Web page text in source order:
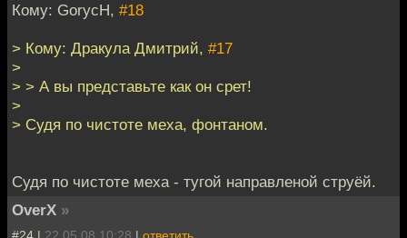
Кому: GorycH, #18
> Кому: Дракула Дмитрий, #17
>
> > А вы представьте как он срет!
>
> Судя по чистоте меха, фонтаном.
Судя по чистоте меха - тугой направленой струёй.
OverX »